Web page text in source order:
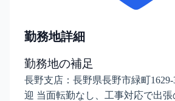
勤務地詳細
勤務地の補足
長野支店：長野県長野市緑町
迎 当面転勤なし、工事対応で出